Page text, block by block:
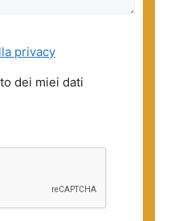
privacy
dei miei dati